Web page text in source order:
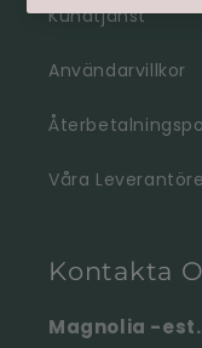
Kundtjänst
Användarvillkor
Våra
Kontakta
Magnolia -